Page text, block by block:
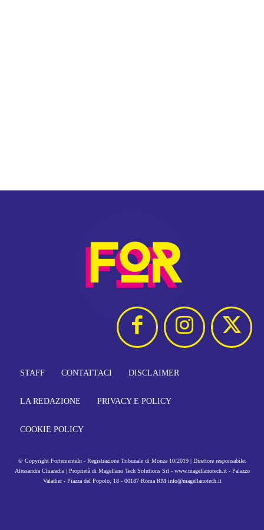
STAFF CONTATTACI DISCLAIMER
LA REDAZIONE PRIVACY E POLICY
COOKIE POLICY
© Copyright FortementeIn - Registrazione Tribunale di Monza 10/2019 | Direttore responsabile:
Alessandra Chiaradia | Proprietà di Magellano Tech Solutions Srl - www.magellanotech.it - Palazzo
Valadier - Piazza del Popolo, 18 - 00187 Roma RM info@magellanotech.it